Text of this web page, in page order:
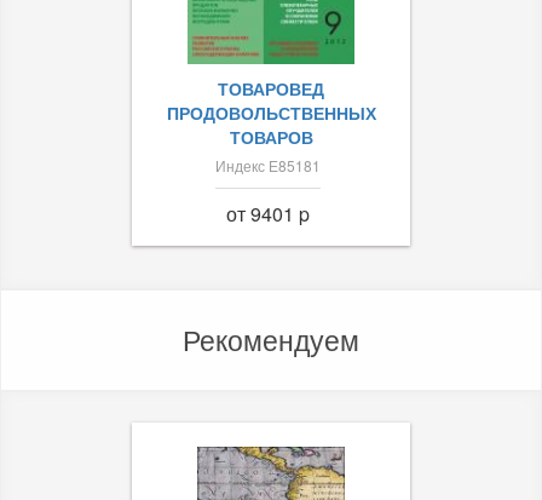
ТОВАРОВЕД
ПРОДОВОЛЬСТВЕННЫХ
ТОВАРОВ
Индекс Е85181
от 9401 p
Рекомендуем